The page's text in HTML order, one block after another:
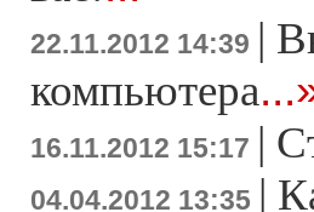
22.11.2012 14:39 |
компьютера
16.11.2012 15:17 |
04.04.2012 13:35 |